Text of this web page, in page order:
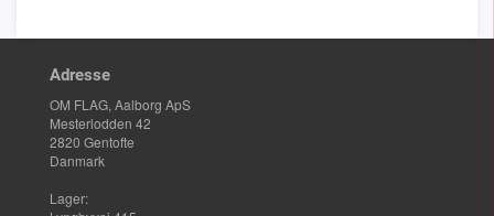
Adresse
OM FLAG, Aalborg ApS
Mesterlodden 42
2820 Gentofte
Danmark
Lager: